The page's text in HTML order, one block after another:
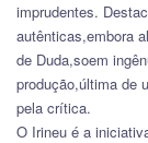
imprudentes.
autênticas,embora
de Duda,soem
produção,última de
pela crítica.
O Irineu é a